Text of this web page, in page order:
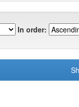
In order: